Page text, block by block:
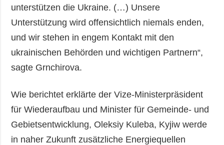
unterstützen die Ukraine. (…) Unsere
Unterstützung wird offensichtlich niemals enden,
und wir stehen in engem Kontakt mit den
ukrainischen Behörden und wichtigen Partnern“,
sagte Grnchirova.
Wie berichtet erklärte der Vize-Ministerpräsident
für Wiederaufbau und Minister für Gemeinde- und
Gebietsentwicklung, Oleksiy Kuleba, Kyjiw werde
in naher Zukunft zusätzliche Energiequellen